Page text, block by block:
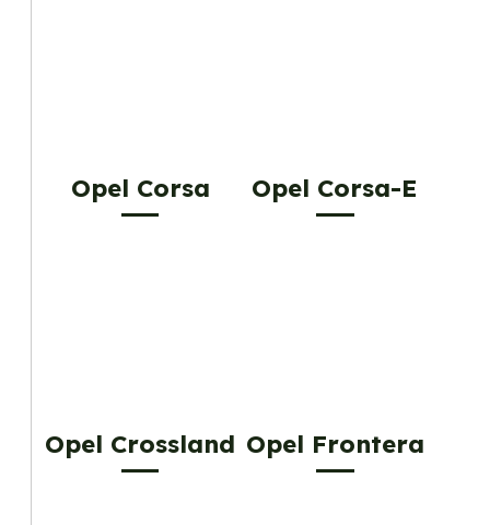
Opel Corsa Opel Corsa-E
Opel Crossland Opel Frontera